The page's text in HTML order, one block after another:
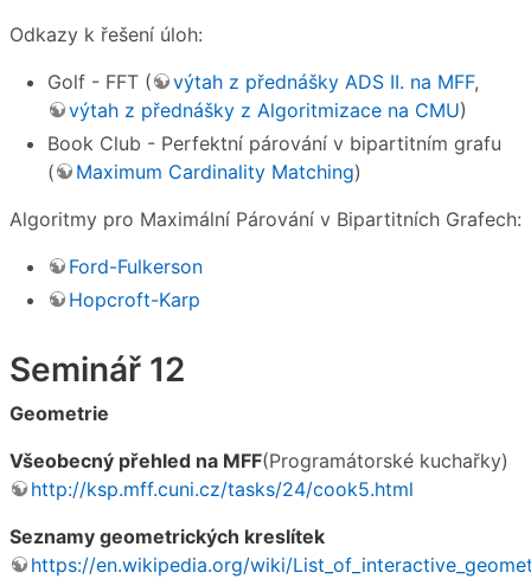
Odkazy k řešení úloh:
Golf - FFT (
výtah z přednášky ADS II. na MFF,
výtah z přednášky z Algoritmizace na CMU)
Book Club - Perfektní párování v bipartitním grafu
(
Maximum Cardinality Matching)
Algoritmy pro Maximální Párování v Bipartitních Grafech:
Ford-Fulkerson
Hopcroft-Karp
Seminář 12
Geometrie
Všeobecný přehled na MFF(Programátorské kuchařky)
http://ksp.mff.cuni.cz/tasks/24/cook5.html
Seznamy geometrických kreslítek
https://en.wikipedia.org/wiki/